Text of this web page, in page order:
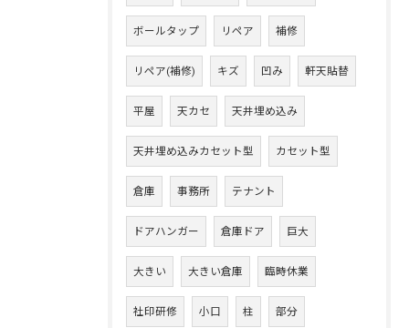
ボールタップ リペア 補修
リペア(補修) キズ 凹み 軒天貼替
平屋 天カセ 天井埋め込み
天井埋め込みカセット型 カセット型
倉庫 事務所 テナント
ドアハンガー 倉庫ドア 巨大
大きい 大きい倉庫 臨時休業
社印研修 小口 柱 部分